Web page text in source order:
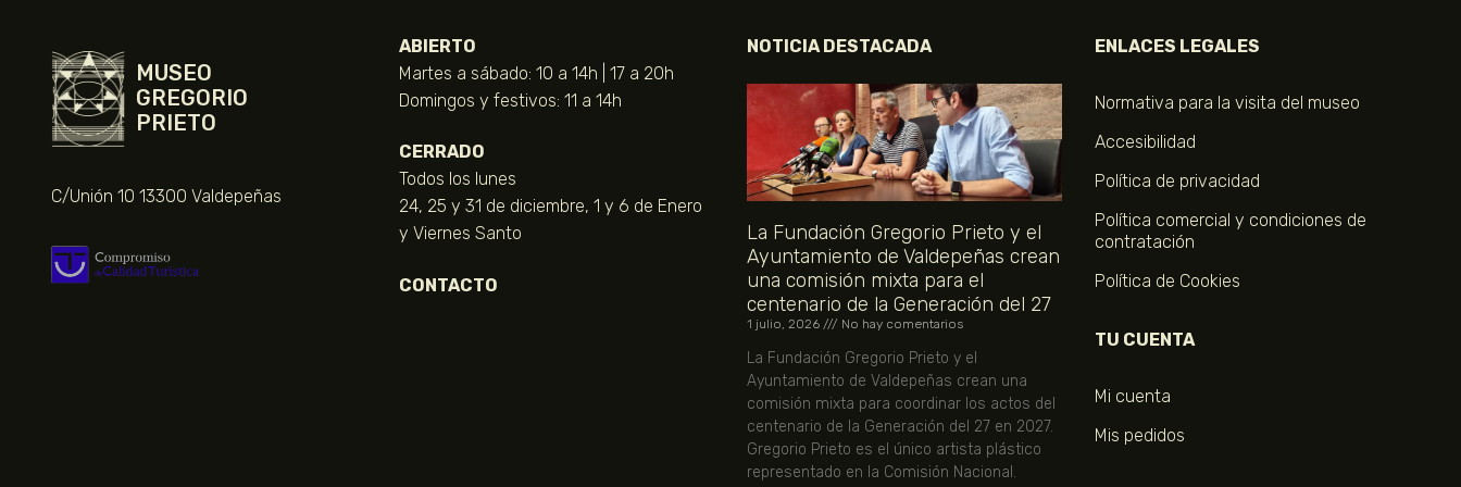
MUSEO
GREGORIO
PRIETO
C/Unión 10 13300 Valdepeñas
ABIERTO
Martes a sábado: 10 a 14h | 17 a 20h
Domingos y festivos: 11 a 14h
CERRADO
Todos los lunes
24, 25 y 31 de diciembre, 1 y 6 de Enero
y Viernes Santo
CONTACTO
NOTICIA DESTACADA
La Fundación Gregorio Prieto y el
Ayuntamiento de Valdepeñas crean
una comisión mixta para el
centenario de la Generación del 27
1 julio, 2026 No hay comentarios
La Fundación Gregorio Prieto y el
Ayuntamiento de Valdepeñas crean una
comisión mixta para coordinar los actos del
centenario de la Generación del 27 en 2027.
Gregorio Prieto es el único artista plástico
representado en la Comisión Nacional.
ENLACES LEGALES
Normativa para la visita del museo
Accesibilidad
Política de privacidad
Política comercial y condiciones de
contratación
Política de Cookies
TU CUENTA
Mi cuenta
Mis pedidos